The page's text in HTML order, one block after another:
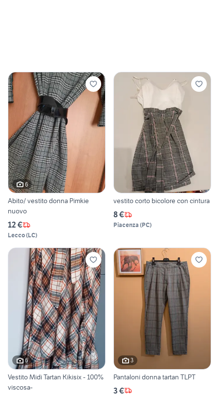
6
Abito/ vestito donna Pimkie
nuovo
12 €
Lecco(LC)
vestito corto bicolore con cintura
8 €
Piacenza (PC)
6
Vestito Midi Tartan Kikisix - 100%
viscosa-
3
Pantaloni donna tartan TLPT
3 €